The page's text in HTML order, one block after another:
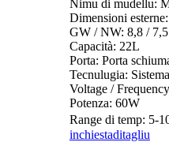
Nimu di mudellu:
Dimensioni
GW / NW: 8,8 /
Capacità: 22L
Porta: Porta
Tecnulugia:
Voltage /
Potenza: 60W
Range di temp: 5-
inchiestaditagliu